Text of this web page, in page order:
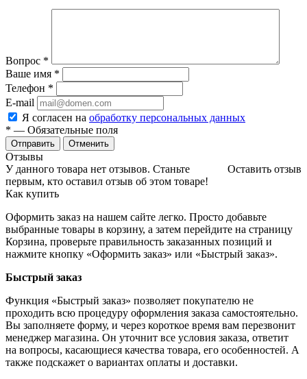
Вопрос *
Ваше имя *
Телефон *
E-mail
Я согласен на обработку персональных данных
* — Обязательные поля
Отменить
Отзывы
Оставить отзыв
У данного товара нет отзывов. Станьте
первым, кто оставил отзыв об этом товаре!
Как купить
Оформить заказ на нашем сайте легко. Просто добавьте
выбранные товары в корзину, а затем перейдите на страницу
Корзина, проверьте правильность заказанных позиций и
нажмите кнопку «Оформить заказ» или «Быстрый заказ».
Быстрый заказ
Функция «Быстрый заказ» позволяет покупателю не
проходить всю процедуру оформления заказа самостоятельно.
Вы заполняете форму, и через короткое время вам перезвонит
менеджер магазина. Он уточнит все условия заказа, ответит
на вопросы, касающиеся качества товара, его особенностей. А
также подскажет о вариантах оплаты и доставки.